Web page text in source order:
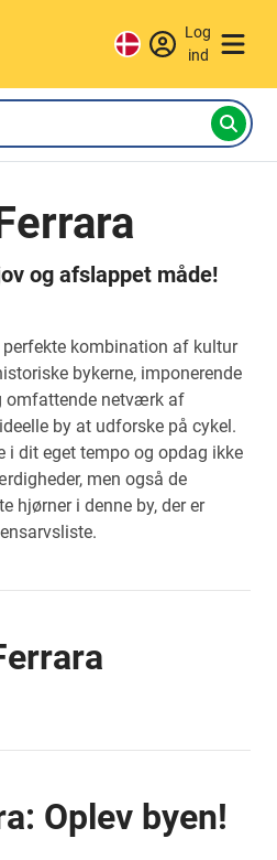
Log
ind
og afslappet måde!
perfekte kombination af kultur
bykerne, imponerende
omfattende netværk af
by at udforske på cykel.
i dit eget tempo og opdag ikke
men også de
hjørner i denne by, der er
Oplev byen!